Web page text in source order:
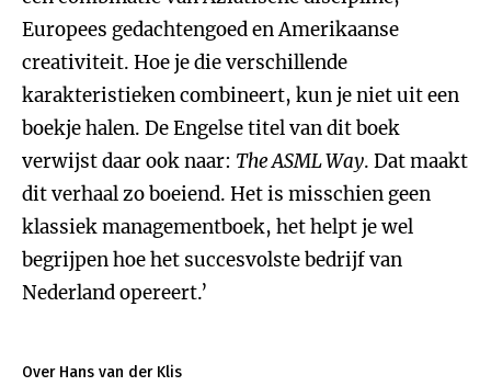
Europees gedachtengoed en Amerikaanse
creativiteit. Hoe je die verschillende
karakteristieken combineert, kun je niet uit een
boekje halen. De Engelse titel van dit boek
verwijst daar ook naar: The ASML Way. Dat maakt
dit verhaal zo boeiend. Het is misschien geen
klassiek managementboek, het helpt je wel
begrijpen hoe het succesvolste bedrijf van
Nederland opereert.’
Over Hans van der Klis